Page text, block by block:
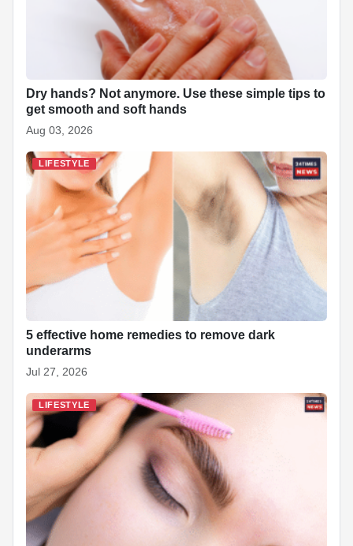
Dry hands? Not anymore. Use these simple tips to
get smooth and soft hands
Aug 03, 2026
LIFESTYLE
5 effective home remedies to remove dark
underarms
Jul 27, 2026
LIFESTYLE